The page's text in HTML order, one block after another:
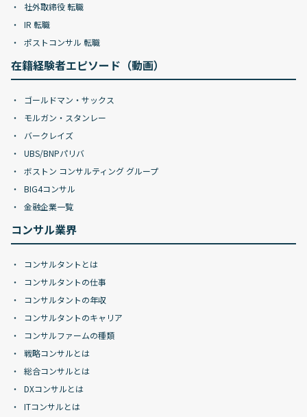
社外取締役 転職
IR 転職
ポストコンサル 転職
在籍経験者エピソード（動画）
ゴールドマン・サックス
モルガン・スタンレー
バークレイズ
UBS/BNPパリバ
ボストン コンサルティング グループ
BIG4コンサル
金融企業一覧
コンサル業界
コンサルタントとは
コンサルタントの仕事
コンサルタントの年収
コンサルタントのキャリア
コンサルファームの種類
戦略コンサルとは
総合コンサルとは
DXコンサルとは
ITコンサルとは